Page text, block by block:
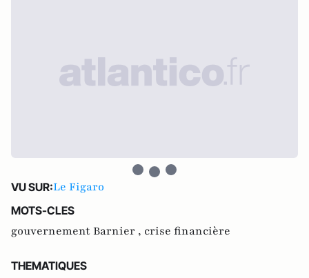
VU SUR:Le Figaro
MOTS-CLES
gouvernement Barnier , crise financière
THEMATIQUES